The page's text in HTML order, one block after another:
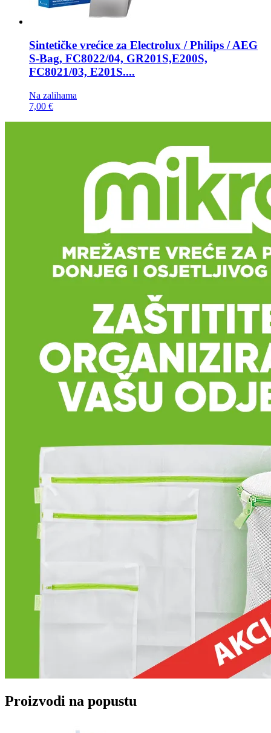
Sintetičke vrećice za Electrolux / Philips / AEG
S-Bag, FC8022/04, GR201S,E200S,
FC8021/03, E201S....
Na zalihama
7,00 €
Proizvodi na popustu